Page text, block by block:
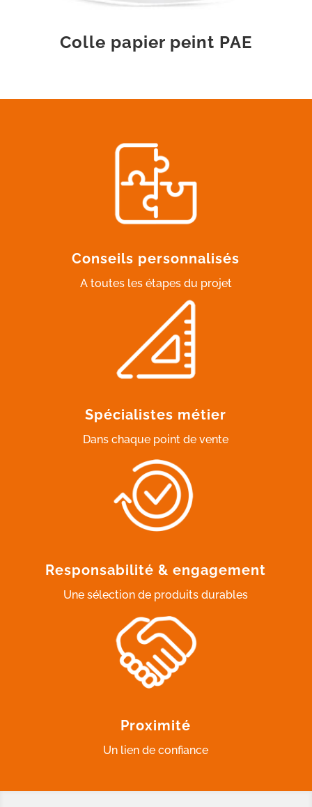
Colle papier peint PAE
Conseils personnalisés
A toutes les étapes du projet
Spécialistes métier
Dans chaque point de vente
Responsabilité & engagement
Une sélection de produits durables
Proximité
Un lien de confiance